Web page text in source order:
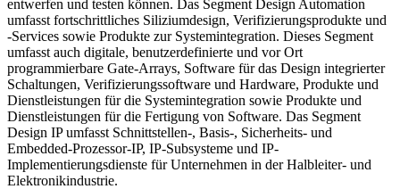
entwerfen und testen können. Das Segment Design Automation
umfasst fortschrittliches Siliziumdesign, Verifizierungsprodukte und
-Services sowie Produkte zur Systemintegration. Dieses Segment
umfasst auch digitale, benutzerdefinierte und vor Ort
programmierbare Gate-Arrays, Software für das Design integrierter
Schaltungen, Verifizierungssoftware und Hardware, Produkte und
Dienstleistungen für die Systemintegration sowie Produkte und
Dienstleistungen für die Fertigung von Software. Das Segment
Design IP umfasst Schnittstellen-, Basis-, Sicherheits- und
Embedded-Prozessor-IP, IP-Subsysteme und IP-
Implementierungsdienste für Unternehmen in der Halbleiter- und
Elektronikindustrie.